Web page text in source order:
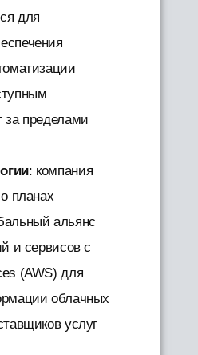
для
за пределами
: компания
планах
альянс
и сервисов с
(AWS) для
облачных
услуг